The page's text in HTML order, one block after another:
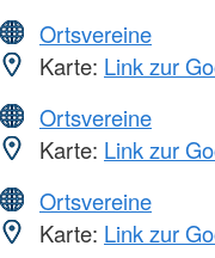
Ortsvereine
Karte: Link zur
Ortsvereine
Karte: Link zur
Ortsvereine
Karte: Link zur